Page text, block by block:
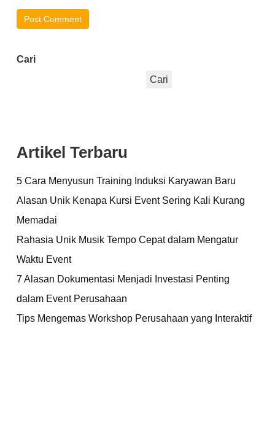
Cari
Cari
Artikel Terbaru
5 Cara Menyusun Training Induksi Karyawan Baru
Alasan Unik Kenapa Kursi Event Sering Kali Kurang
Memadai
Rahasia Unik Musik Tempo Cepat dalam Mengatur
Waktu Event
7 Alasan Dokumentasi Menjadi Investasi Penting
dalam Event Perusahaan
Tips Mengemas Workshop Perusahaan yang Interaktif